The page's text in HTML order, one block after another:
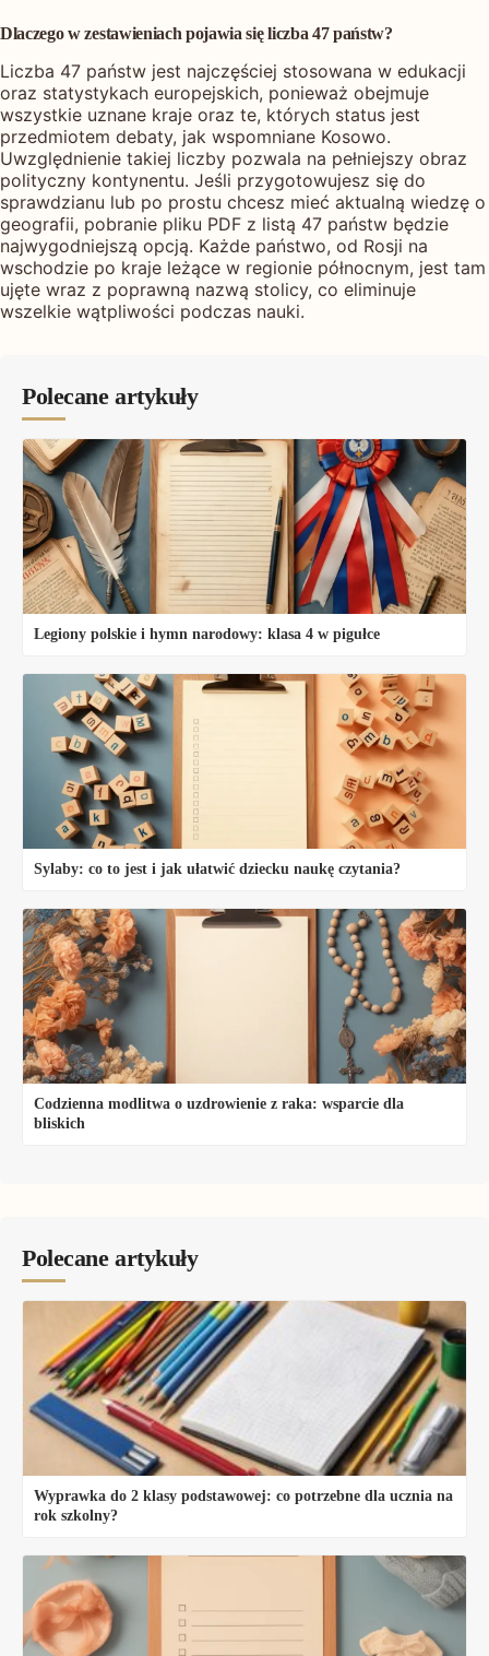
Dlaczego w zestawieniach pojawia się liczba 47 państw?
Liczba 47 państw jest najczęściej stosowana w edukacji
oraz statystykach europejskich, ponieważ obejmuje
wszystkie uznane kraje oraz te, których status jest
przedmiotem debaty, jak wspomniane Kosowo.
Uwzględnienie takiej liczby pozwala na pełniejszy obraz
polityczny kontynentu. Jeśli przygotowujesz się do
sprawdzianu lub po prostu chcesz mieć aktualną wiedzę o
geografii, pobranie pliku PDF z listą 47 państw będzie
najwygodniejszą opcją. Każde państwo, od Rosji na
wschodzie po kraje leżące w regionie północnym, jest tam
ujęte wraz z poprawną nazwą stolicy, co eliminuje
wszelkie wątpliwości podczas nauki.
Polecane artykuły
Legiony polskie i hymn narodowy: klasa 4 w pigułce
Sylaby: co to jest i jak ułatwić dziecku naukę czytania?
Codzienna modlitwa o uzdrowienie z raka: wsparcie dla
bliskich
Polecane artykuły
Wyprawka do 2 klasy podstawowej: co potrzebne dla ucznia na
rok szkolny?